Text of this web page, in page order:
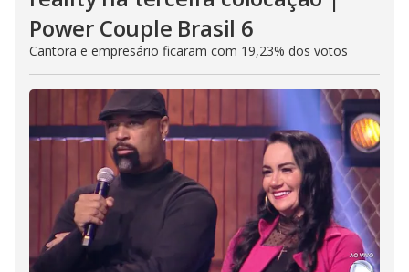
Power Couple Brasil 6
Cantora e empresário ficaram com 19,23% dos votos